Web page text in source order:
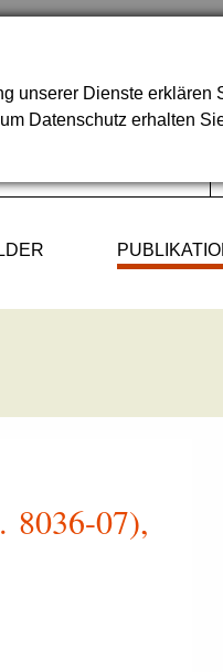
unserer Dienste erklären
Datenschutz erhalten
8036-07),